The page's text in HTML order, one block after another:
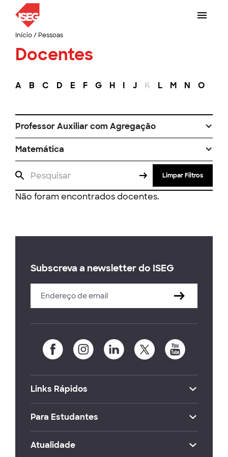
Início/ Pessoas
Docentes
A B C D E F G H I J K L M N O
Professor Auxiliar com Agregação
Matemática
Limpar Filtros
Não foram encontrados docentes.
Subscreva a newsletter do ISEG
Links Rápidos
Para Estudantes
Atualidade